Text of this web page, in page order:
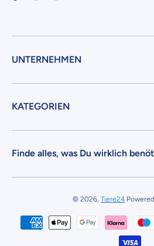
UNTERNEHMEN
KATEGORIEN
Finde alles, was Du wirklich
© 2026, Tiere24